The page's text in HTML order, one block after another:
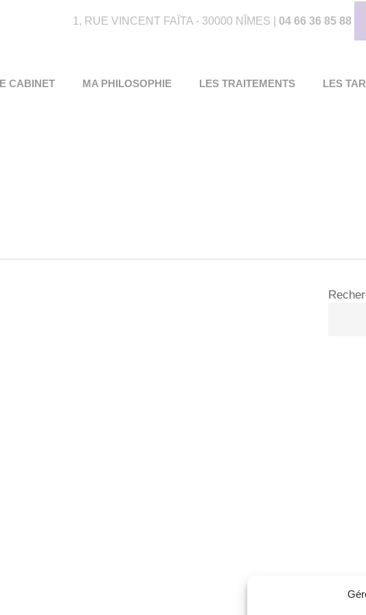
1, RUE VINCENT FAÏTA - 30000 NÎMES | 04 66 36 85 88
CABINET MA PHILOSOPHIE LES TRAITEMENTS LES